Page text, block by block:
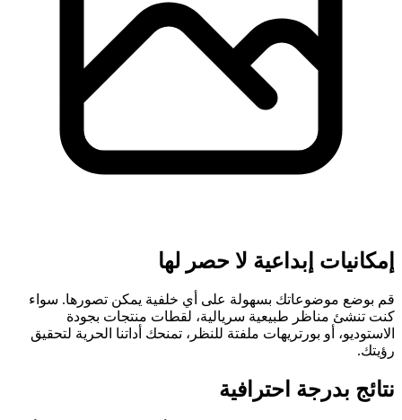
إمكانيات إبداعية لا حصر لها
قم بوضع موضوعاتك بسهولة على أي خلفية يمكن تصورها. سواء
كنت تنشئ مناظر طبيعية سريالية، لقطات منتجات بجودة
الاستوديو، أو بورتريهات ملفتة للنظر، تمنحك أداتنا الحرية لتحقيق
رؤيتك.
نتائج بدرجة احترافية